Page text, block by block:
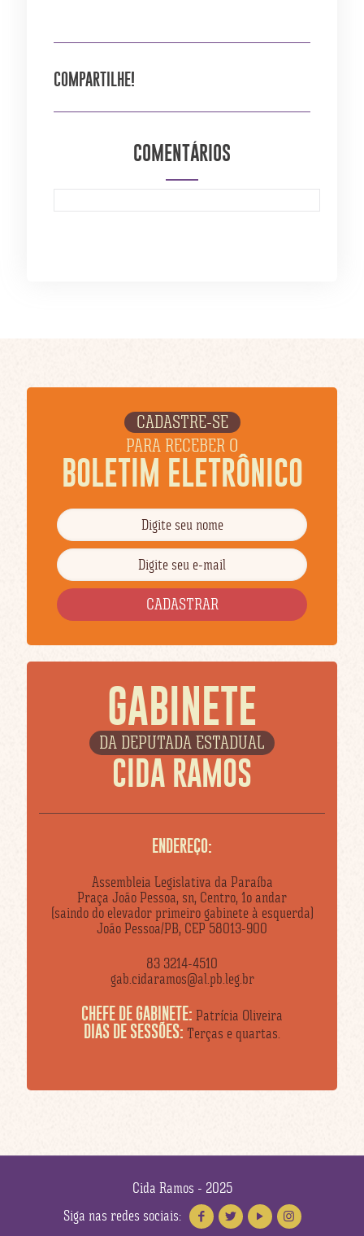
COMPARTILHE!
COMENTÁRIOS
CADASTRE-SE
PARA RECEBER O
BOLETIM ELETRÔNICO
GABINETE
DA DEPUTADA ESTADUAL
CIDA RAMOS
ENDEREÇO:
Assembleia Legislativa da Paraíba
Praça João Pessoa, sn, Centro, 1o andar
(saindo do elevador primeiro gabinete à esquerda)
João Pessoa/PB, CEP 58013-900
83 3214-4510
gab.cidaramos@al.pb.leg.br
CHEFE DE GABINETE: Patrícia Oliveira
DIAS DE SESSÕES: Terças e quartas.
Cida Ramos - 2025
Siga nas redes sociais: